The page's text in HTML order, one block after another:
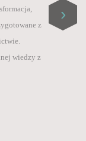
z
wiedzy z
(Polish
(Polish
›